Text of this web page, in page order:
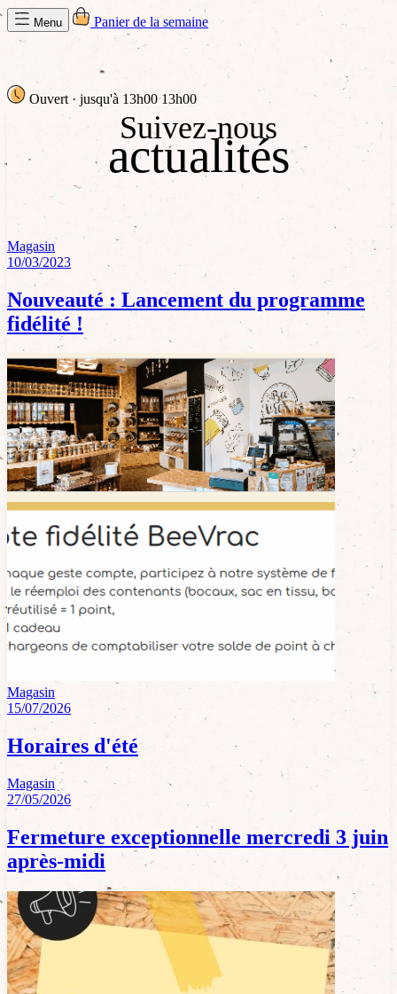
Menu Panier de la semaine
Ouvert · jusqu'à 13h00 13h00
Suivez-nous
actualités
Magasin
10/03/2023
Nouveauté : Lancement du programme
fidélité !
Magasin
15/07/2026
Horaires d'été
Magasin
27/05/2026
Fermeture exceptionnelle mercredi 3 juin
après-midi